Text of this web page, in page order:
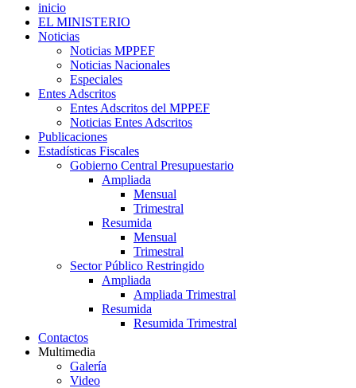
inicio
EL MINISTERIO
Noticias
Noticias MPPEF
Noticias Nacionales
Especiales
Entes Adscritos
Entes Adscritos del MPPEF
Noticias Entes Adscritos
Publicaciones
Estadísticas Fiscales
Gobierno Central Presupuestario
Ampliada
Mensual
Trimestral
Resumida
Mensual
Trimestral
Sector Público Restringido
Ampliada
Ampliada Trimestral
Resumida
Resumida Trimestral
Contactos
Multimedia
Galería
Video